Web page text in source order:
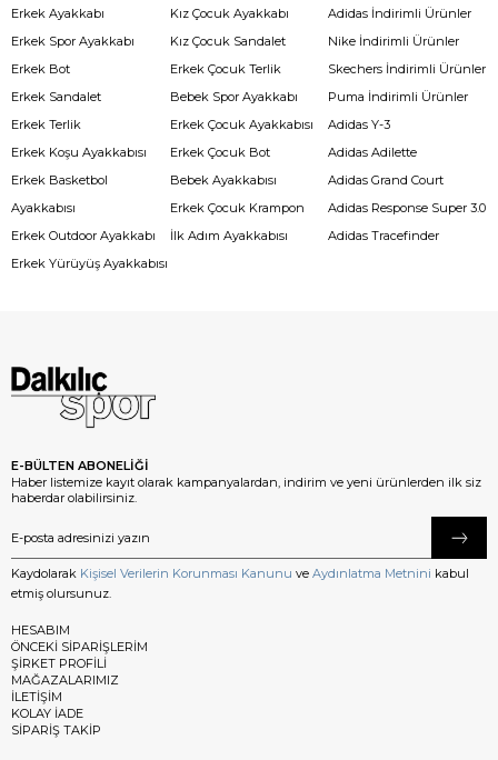
Erkek Ayakkabı
Erkek Spor Ayakkabı
Erkek Bot
Erkek Sandalet
Erkek Terlik
Erkek Koşu Ayakkabısı
Erkek Basketbol
Ayakkabısı
Erkek Outdoor Ayakkabı
Erkek Yürüyüş Ayakkabısı
Kız Çocuk Ayakkabı
Kız Çocuk Sandalet
Erkek Çocuk Terlik
Bebek Spor Ayakkabı
Erkek Çocuk Ayakkabısı
Erkek Çocuk Bot
Bebek Ayakkabısı
Erkek Çocuk Krampon
İlk Adım Ayakkabısı
Adidas İndirimli Ürünler
Nike İndirimli Ürünler
Skechers İndirimli Ürünler
Puma İndirimli Ürünler
Adidas Y-3
Adidas Adilette
Adidas Grand Court
Adidas Response Super 3.0
Adidas Tracefinder
E-BÜLTEN ABONELİĞİ
Haber listemize kayıt olarak kampanyalardan, indirim ve yeni ürünlerden ilk siz
haberdar olabilirsiniz.
Kaydolarak Kişisel Verilerin Korunması Kanunu ve Aydınlatma Metnini kabul
etmiş olursunuz.
HESABIM
ÖNCEKİ SİPARİŞLERİM
ŞİRKET PROFİLİ
MAĞAZALARIMIZ
İLETİŞİM
KOLAY İADE
SİPARİŞ TAKİP